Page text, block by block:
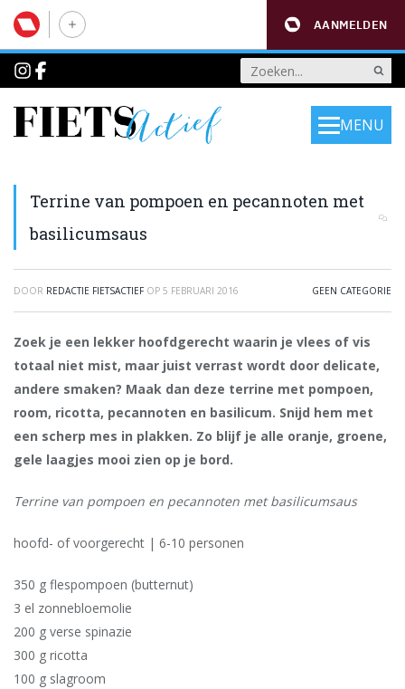
AANMELDEN
MENU
Terrine van pompoen en pecannoten met
basilicumsaus
DOOR REDACTIE FIETSACTIEF OP 5 FEBRUARI 2016 GEEN CATEGORIE
Zoek je een lekker hoofdgerecht waarin je vlees of vis
totaal niet mist, maar juist verrast wordt door delicate,
andere smaken? Maak dan deze terrine met pompoen,
room, ricotta, pecannoten en basilicum. Snijd hem met
een scherp mes in plakken. Zo blijf je alle oranje, groene,
gele laagjes mooi zien op je bord.
Terrine van pompoen en pecannoten met basilicumsaus
hoofd- of voorgerecht | 6-10 personen
350 g flespompoen (butternut)
3 el zonnebloemolie
200 g verse spinazie
300 g ricotta
100 g slagroom